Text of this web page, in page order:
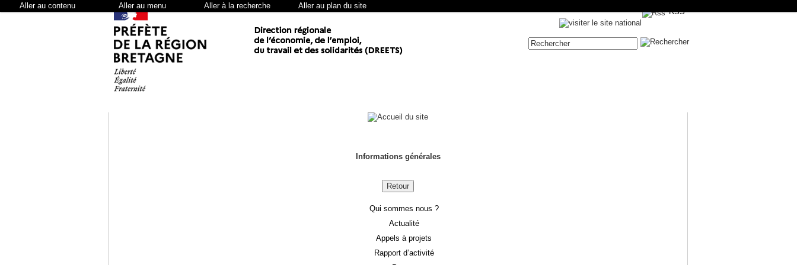
Aller au contenu Aller au menu Aller à la recherche Aller au plan du site
ContenueRSS
Informations générales
Retour
Qui sommes nous ?
Actualité
Appels à projets
Rapport d’activité